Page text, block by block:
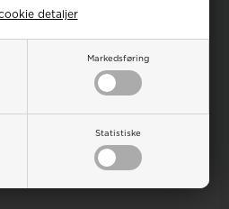
Markedsføring
Statistiske
detaljer